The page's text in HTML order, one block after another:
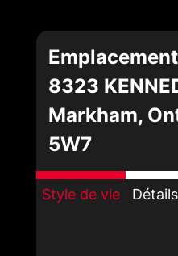
8323
Markham,
5W7
Style de vie